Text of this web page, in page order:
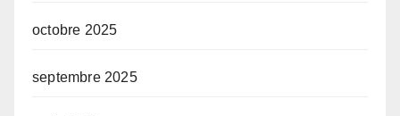
octobre 2025
septembre 2025